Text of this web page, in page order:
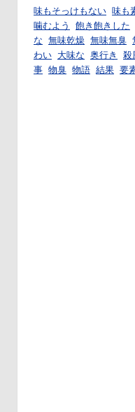
味もそっけもない 味も
噛むよう
飽き飽きした
な 無味乾燥 無味無臭
わい 大味な 奥行き 殺
事 物臭 物語 結果 要